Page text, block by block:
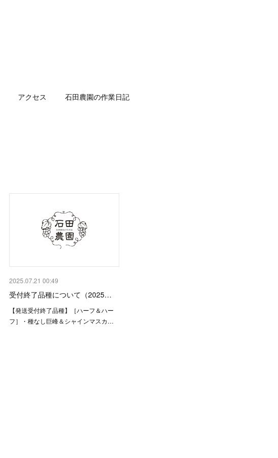
アクセス 石田農園の作業日記
2025.07.21 00:49
受付終了品種について（2025…
【発送受付終了品種】［ハーフ＆ハー
フ］・種なし巨峰＆シャインマスカ…